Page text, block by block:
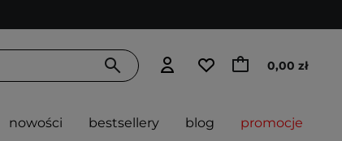
0,00 zł
nowości bestsellery blog promocje